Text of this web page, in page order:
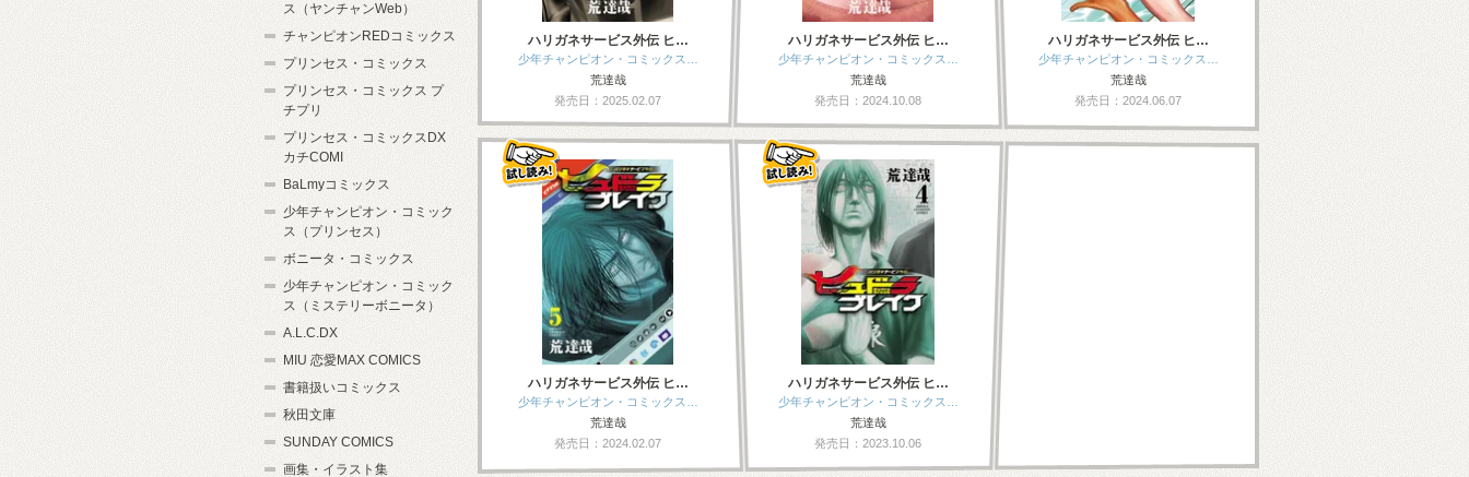
ハリガネサービス外伝 ヒ…
少年チャンピオン・コミックス…
荒達哉
発売日：2025.02.07
ハリガネサービス外伝 ヒ…
少年チャンピオン・コミックス…
荒達哉
発売日：2024.10.08
ハリガネサービス外伝 ヒ…
少年チャンピオン・コミックス…
荒達哉
発売日：2024.06.07
ハリガネサービス外伝 ヒ…
少年チャンピオン・コミックス…
荒達哉
発売日：2024.02.07
ハリガネサービス外伝 ヒ…
少年チャンピオン・コミックス…
荒達哉
発売日：2023.10.06
ス（ヤンチャンWeb）
チャンピオンREDコミックス
プリンセス・コミックス
プリンセス・コミックス プ
チプリ
プリンセス・コミックスDX
カチCOMI
BaLmyコミックス
少年チャンピオン・コミック
ス（プリンセス）
ボニータ・コミックス
少年チャンピオン・コミック
ス（ミステリーボニータ）
A.L.C.DX
MIU 恋愛MAX COMICS
書籍扱いコミックス
秋田文庫
SUNDAY COMICS
画集・イラスト集